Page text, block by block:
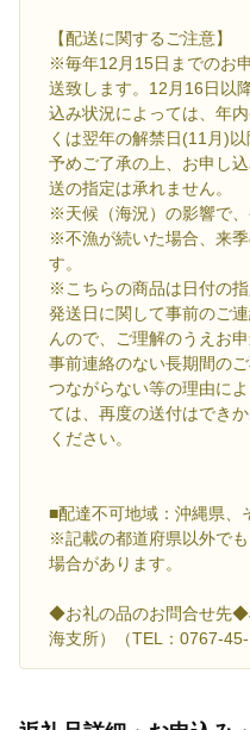
【配送に関するご注意】
※毎年12月15日までのお
送致します。12月16日以
込み状況によっては、年
くは翌年の解禁日(11月)以
予めご了承の上、お申し
送の指定は承れません。
※天候（海況）の影響で、
※不漁が続いた場合、来
す。
※こちらの商品は日付の指
発送日に関して事前のご
んので、ご理解のうえお申
事前連絡のない長期間の
つながらない等の理由に
ては、再度の送付はでき
ください。
■配達不可地域：沖縄県、
※記載の都道府県以外で
場合があります。
◆お礼の品のお問合せ先
海支所）（TEL：0767-45-